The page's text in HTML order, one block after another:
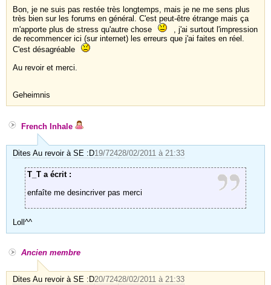
Bon, je ne suis pas restée très longtemps, mais je ne me sens plus
très bien sur les forums en général. C'est peut-être étrange mais ça
m'apporte plus de stress qu'autre chose
, j'ai surtout l'impression
de recommencer ici (sur internet) les erreurs que j'ai faites en réel.
C'est désagréable
Au revoir et merci.
Geheimnis
French Inhale
Dites Au revoir à SE :D19/72428/02/2011 à 21:33
T_T a écrit :
enfaîte me desincriver pas merci
Loll^^
Ancien membre
Dites Au revoir à SE :D20/72428/02/2011 à 21:33